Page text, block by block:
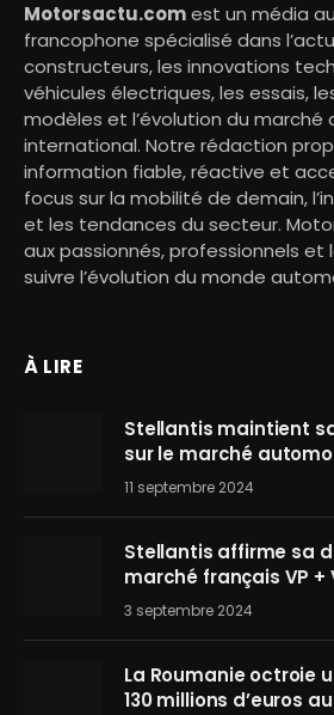
Motorsactu.comest un média
francophone spécialisé dans
constructeurs, les innovations
véhicules électriques, les essais,
modèles et l’évolution du marché
international. Notre rédaction
information fiable, réactive et
focus sur la mobilité de demain,
et les tendances du secteur.
aux passionnés, professionnels
suivre l’évolution du monde
À LIRE
Stellantis maintient
sur le marché
11 septembre 2024
Stellantis affirme sa
marché français VP +
3 septembre 2024
La Roumanie octroie
130 millions d’euros